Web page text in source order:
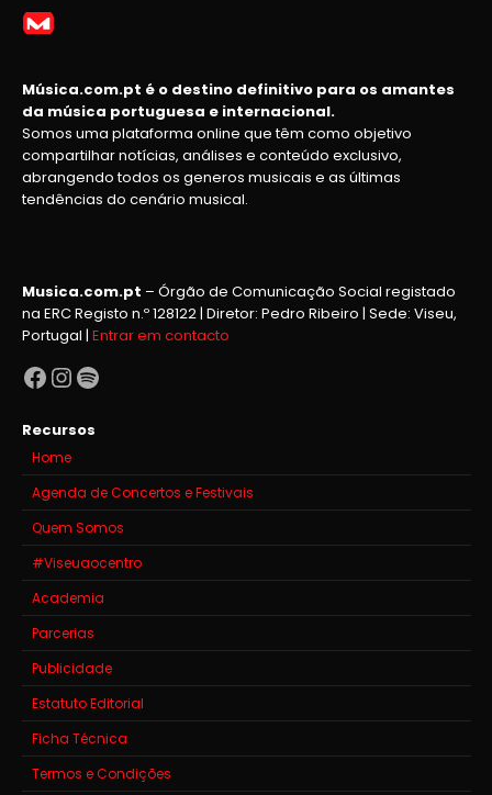
Música.com.pt é o destino definitivo para os amantes
da música portuguesa e internacional.
Somos uma plataforma online que têm como objetivo
compartilhar notícias, análises e conteúdo exclusivo,
abrangendo todos os generos musicais e as últimas
tendências do cenário musical.
Musica.com.pt – Órgão de Comunicação Social registado
na ERC Registo n.º 128122 | Diretor: Pedro Ribeiro | Sede: Viseu,
Portugal | Entrar em contacto
Facebook
Instagram
Spotify
Recursos
Home
Agenda de Concertos e Festivais
Quem Somos
#Viseuaocentro
Academia
Parcerias
Publicidade
Estatuto Editorial
Ficha Técnica
Termos e Condições